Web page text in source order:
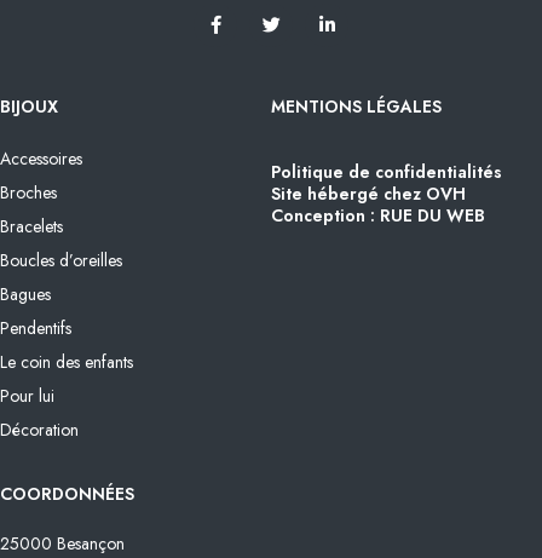
BIJOUX
Accessoires
Broches
Bracelets
Boucles d’oreilles
Bagues
Pendentifs
Le coin des enfants
Pour lui
Décoration
MENTIONS LÉGALES
Politique de confidentialités
Site hébergé chez OVH
Conception : RUE DU WEB
COORDONNÉES
25000 Besançon